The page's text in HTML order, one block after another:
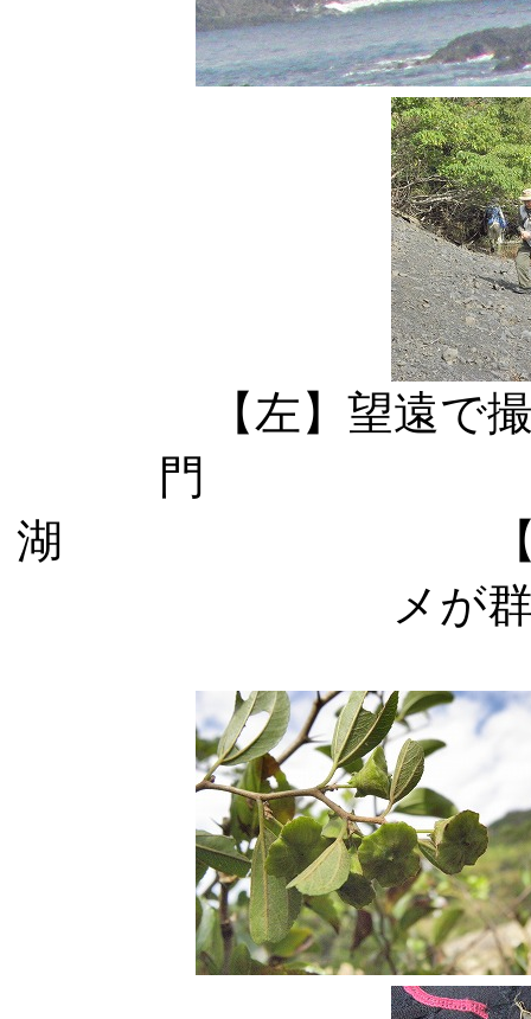
【左】望遠で
門 【中
湖 【右】海跡
メが